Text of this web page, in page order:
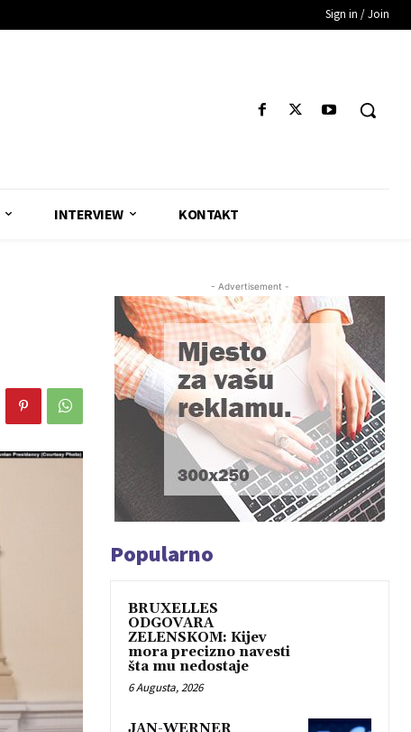
Sign in / Join
INTERVIEW KONTAKT
- Advertisement -
Popularno
BRUXELLES
ODGOVARA
ZELENSKOM: Kijev
mora precizno navesti
šta mu nedostaje
6 Augusta, 2026